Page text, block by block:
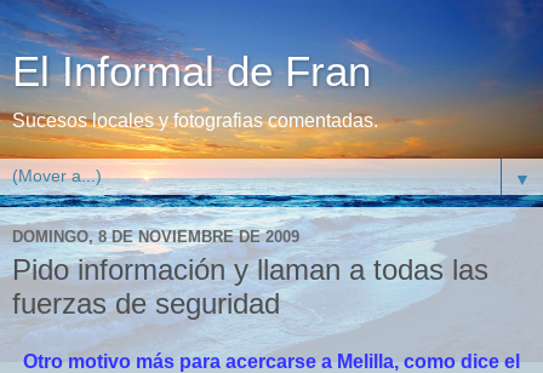
El Informal de Fran
Sucesos locales y fotografias comentadas.
▼
DOMINGO, 8 DE NOVIEMBRE DE 2009
Pido información y llaman a todas las
fuerzas de seguridad
Otro motivo más para acercarse a Melilla, como dice el